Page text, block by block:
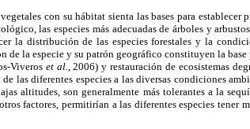
con su hábitat sienta las bases para establecer
las especies más adecuadas de árboles y
la distribución de las especies forestales y la
de la especie y su patrón geográfico constituyen la base
Viveros et al. , 2006) y restauración de ecosistemas
las diferentes especies a las diversas condiciones
altitudes, son generalmente más tolerantes a la
factores, permitirían a las diferentes especies tener